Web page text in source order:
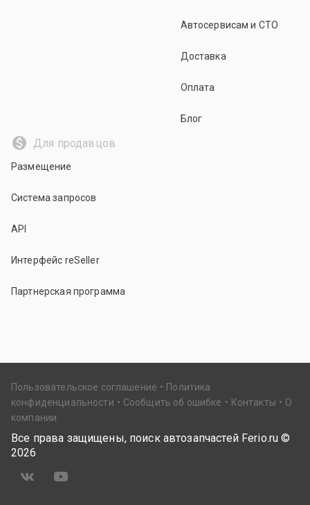
Автосервисам и СТО
Доставка
Оплата
Блог
Для продавцов
Размещение
Система запросов
API
Интерфейс reSeller
Партнерская программа
Пользовательское соглашение
Политика
конфиденциальности
Сообщить об ошибке Контакты
О
компании
Все права защищены, поиск автозапчастей Ferio.ru ©
2026